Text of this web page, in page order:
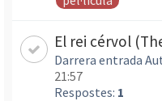
El rei cérvol
Darrera entrada
21:57
Respostes: 1